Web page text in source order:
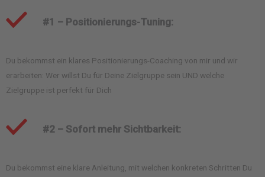
#1 – Positionierungs-Tuning:
Du bekommst ein klares Positionierungs-Coaching von mir und wir
erarbeiten: Wer willst Du für Deine Zielgruppe sein UND welche
Zielgruppe ist perfekt für Dich
#2 – Sofort mehr Sichtbarkeit:
Du bekommst eine klare Anleitung, mit welchen konkreten Schritten Du